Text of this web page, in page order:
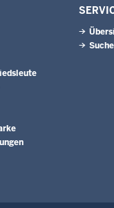
Suche